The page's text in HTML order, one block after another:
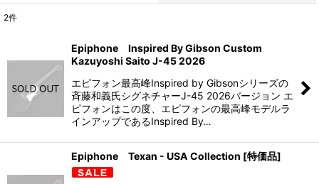
絞り込む
2件
Epiphone Inspired By Gibson Custom
Kazuyoshi Saito J-45 2026
エピフォン最高峰Inspired by Gibsonシリーズの
斉藤和義氏シグネチャーJ-45 2026バージョン エ
ピフォンはこの度、エピフォンの最高峰モデルラ
インアップであるInspired By…
Epiphone Texan - USA Collection [特価品]